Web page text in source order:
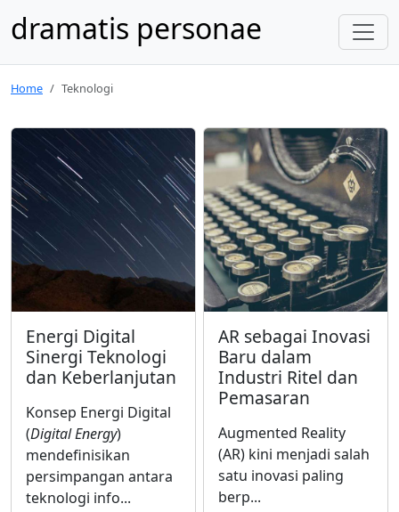
dramatis personae
Home Teknologi
Energi Digital
Sinergi Teknologi
dan Keberlanjutan
Konsep Energi Digital
(Digital Energy)
mendefinisikan
persimpangan antara
teknologi info...
AR sebagai Inovasi
Baru dalam
Industri Ritel dan
Pemasaran
Augmented Reality
(AR) kini menjadi salah
satu inovasi paling
berp...